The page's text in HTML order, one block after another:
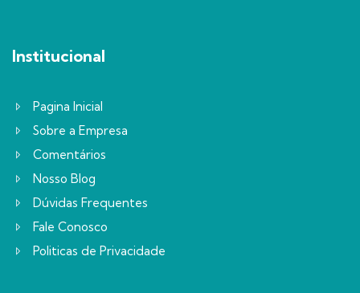
Institucional
Pagina Inicial
Sobre a Empresa
Comentários
Nosso Blog
Dúvidas Frequentes
Fale Conosco
Politicas de Privacidade